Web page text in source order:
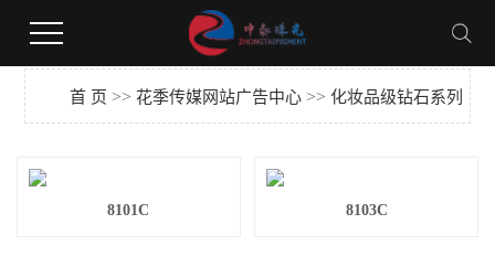
花季下载,花季传媒网站广告,花季视频黄版,花季传媒安装网站
首 页 >> 花季传媒网站广告中心 >>化妆品级钻石系列
8101C 8103C